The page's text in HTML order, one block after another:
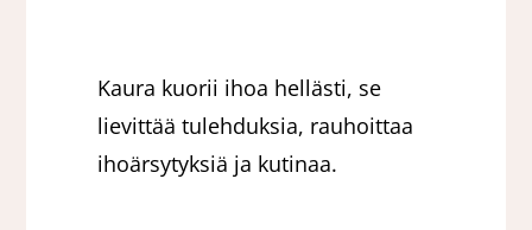
Kaura kuorii ihoa hellästi, se
lievittää tulehduksia, rauhoittaa
ihoärsytyksiä ja kutinaa.